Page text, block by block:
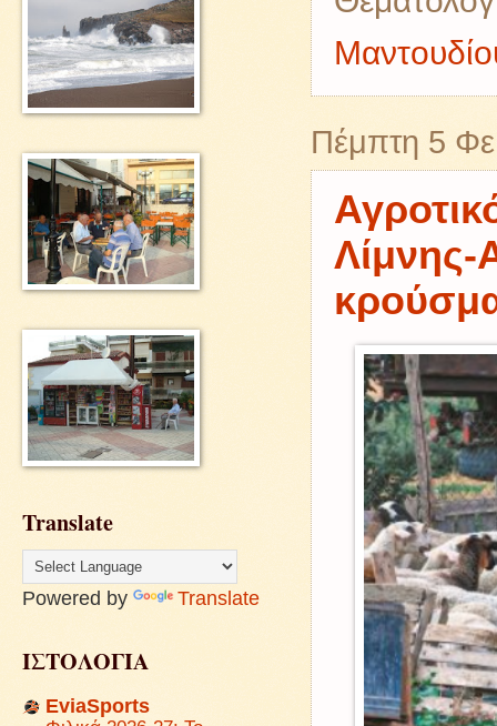
Πέμπτη 5
Translate
Powered by Translate
ΙΣΤΟΛΟΓΙΑ
EviaSports